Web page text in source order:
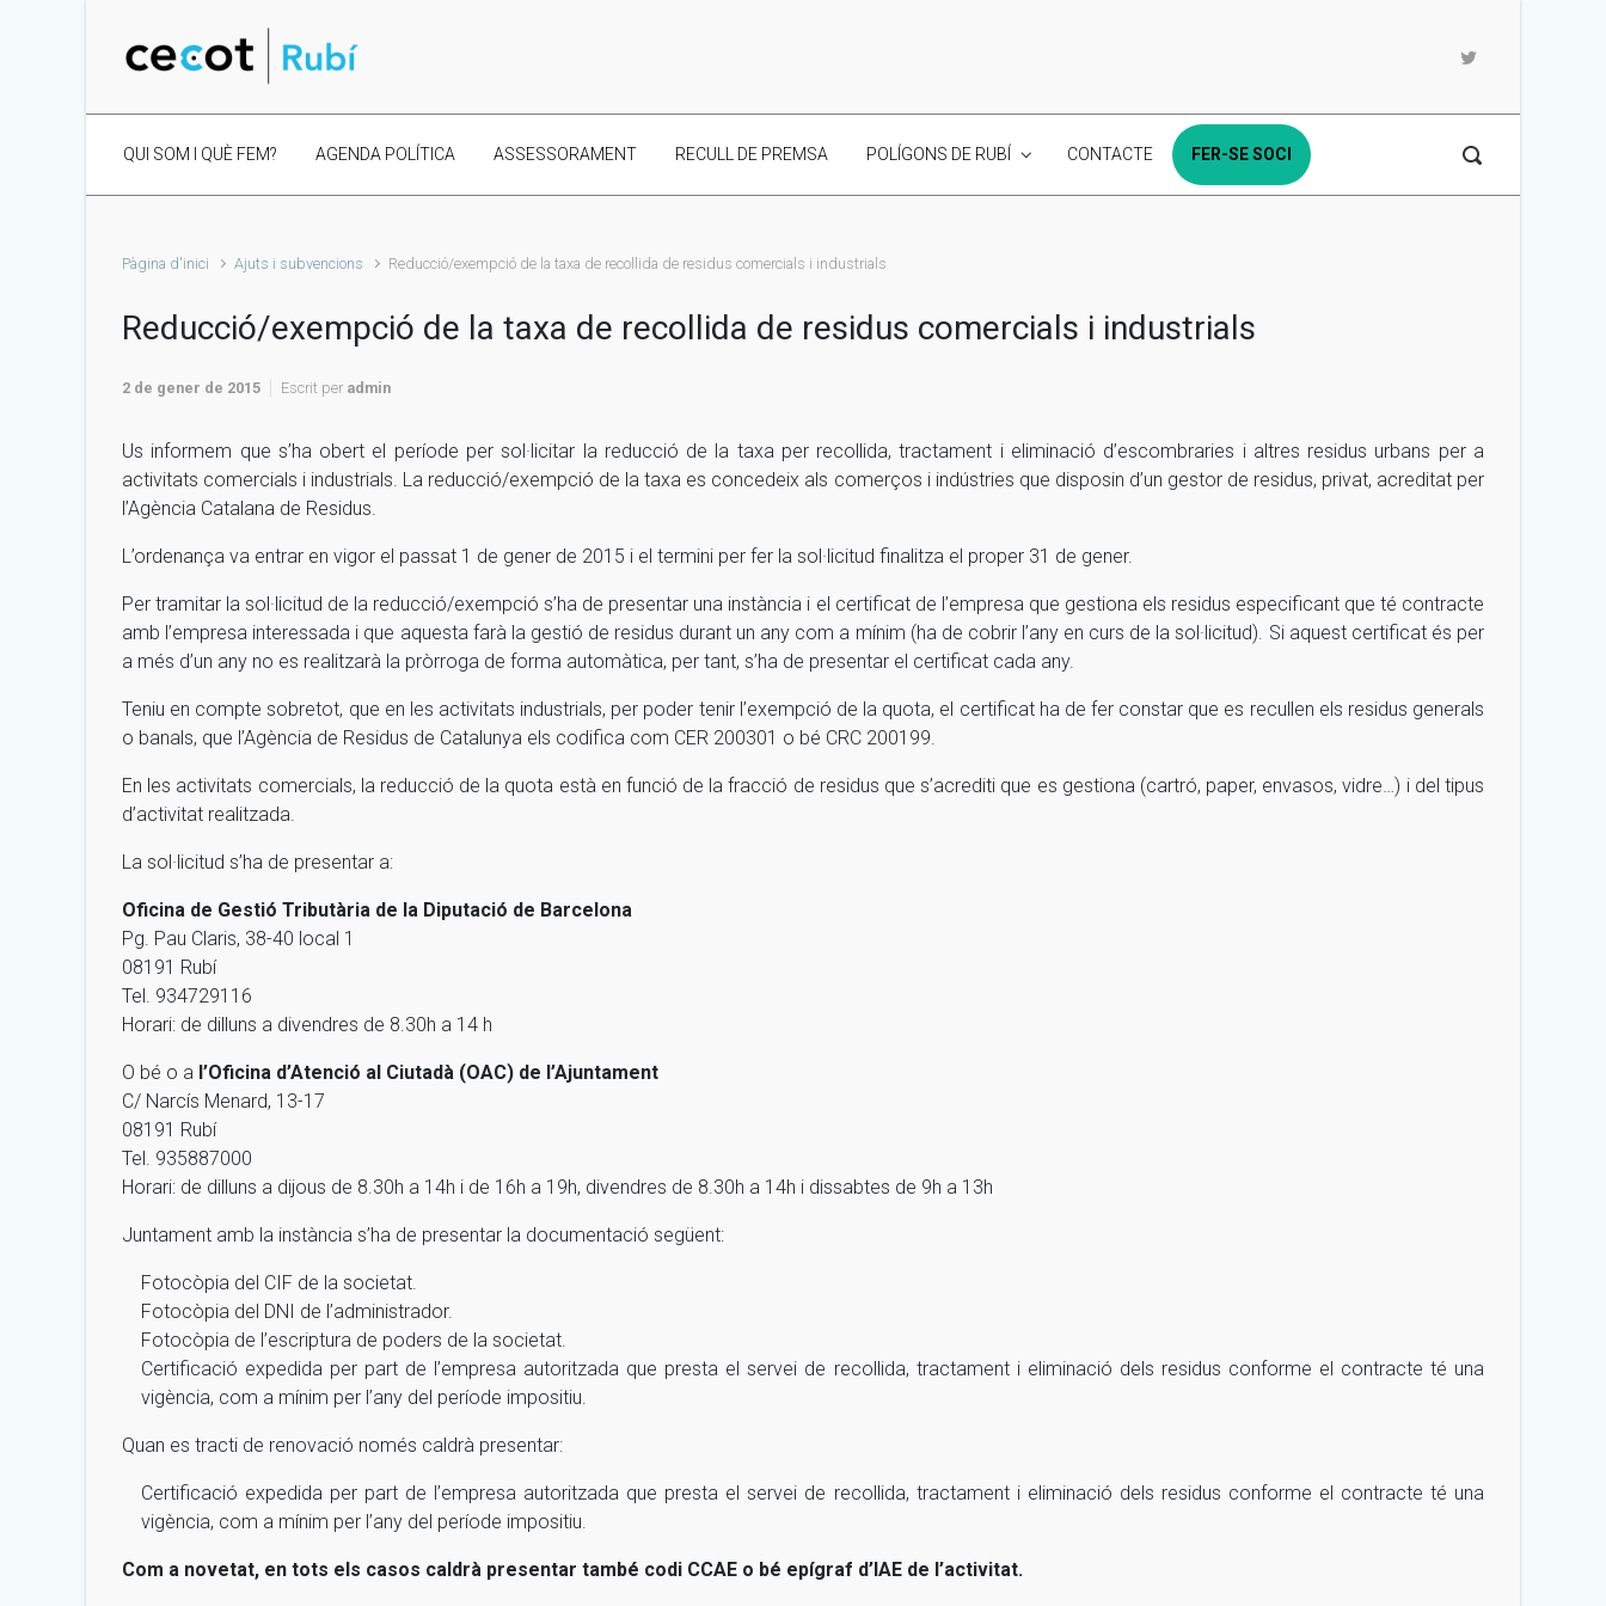
QUI SOM I QUÈ FEM? AGENDA POLÍTICA ASSESSORAMENT RECULL DE PREMSA POLÍGONS DE RUBÍ CONTACTE FER-SE SOCI
Pàgina d'inici Ajuts i subvencions Reducció/exempció de la taxa de recollida de residus comercials i industrials
Reducció/exempció de la taxa de recollida de residus comercials i industrials
2 de gener de 2015 Escrit per admin
Us informem que s’ha obert el període per sol·licitar la reducció de la taxa per recollida, tractament i eliminació d’escombraries i altres residus urbans per a
activitats comercials i industrials. La reducció/exempció de la taxa es concedeix als comerços i indústries que disposin d’un gestor de residus, privat, acreditat per
l’Agència Catalana de Residus.
L’ordenança va entrar en vigor el passat 1 de gener de 2015 i el termini per fer la sol·licitud finalitza el proper 31 de gener.
Per tramitar la sol·licitud de la reducció/exempció s’ha de presentar una instància i el certificat de l’empresa que gestiona els residus especificant que té contracte
amb l’empresa interessada i que aquesta farà la gestió de residus durant un any com a mínim (ha de cobrir l’any en curs de la sol·licitud). Si aquest certificat és per
a més d’un any no es realitzarà la pròrroga de forma automàtica, per tant, s’ha de presentar el certificat cada any.
Teniu en compte sobretot, que en les activitats industrials, per poder tenir l’exempció de la quota, el certificat ha de fer constar que es recullen els residus generals
o banals, que l’Agència de Residus de Catalunya els codifica com CER 200301 o bé CRC 200199.
En les activitats comercials, la reducció de la quota està en funció de la fracció de residus que s’acrediti que es gestiona (cartró, paper, envasos, vidre…) i del tipus
d’activitat realitzada.
La sol·licitud s’ha de presentar a:
Oficina de Gestió Tributària de la Diputació de Barcelona
Pg. Pau Claris, 38-40 local 1
08191 Rubí
Tel. 934729116
Horari: de dilluns a divendres de 8.30h a 14 h
O bé o a l’Oficina d’Atenció al Ciutadà (OAC) de l’Ajuntament
C/ Narcís Menard, 13-17
08191 Rubí
Tel. 935887000
Horari: de dilluns a dijous de 8.30h a 14h i de 16h a 19h, divendres de 8.30h a 14h i dissabtes de 9h a 13h
Juntament amb la instància s’ha de presentar la documentació següent:
Fotocòpia del CIF de la societat.
Fotocòpia del DNI de l’administrador.
Fotocòpia de l’escriptura de poders de la societat.
Certificació expedida per part de l’empresa autoritzada que presta el servei de recollida, tractament i eliminació dels residus conforme el contracte té una
vigència, com a mínim per l’any del període impositiu.
Quan es tracti de renovació només caldrà presentar:
Certificació expedida per part de l’empresa autoritzada que presta el servei de recollida, tractament i eliminació dels residus conforme el contracte té una
vigència, com a mínim per l’any del període impositiu.
Com a novetat, en tots els casos caldrà presentar també codi CCAE o bé epígraf d’IAE de l’activitat.